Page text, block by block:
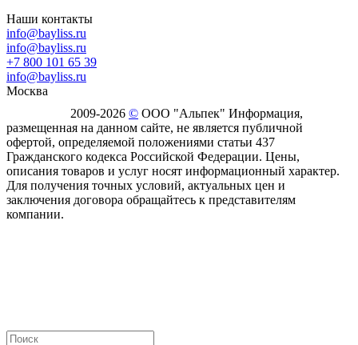
Наши контакты
info@bayliss.ru
info@bayliss.ru
+7 800 101 65 39
info@bayliss.ru
Москва
2009-2026 © ООО "Альпек" Информация,
размещенная на данном сайте, не является публичной
офертой, определяемой положениями статьи 437
Гражданского кодекса Российской Федерации. Цены,
описания товаров и услуг носят информационный характер.
Для получения точных условий, актуальных цен и
заключения договора обращайтесь к представителям
компании.